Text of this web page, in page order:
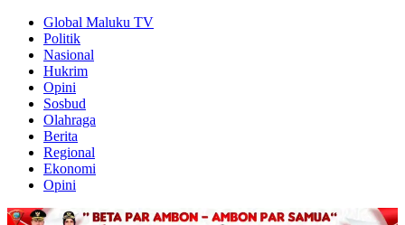
Global Maluku TV
Politik
Nasional
Hukrim
Opini
Sosbud
Olahraga
Berita
Regional
Ekonomi
Opini